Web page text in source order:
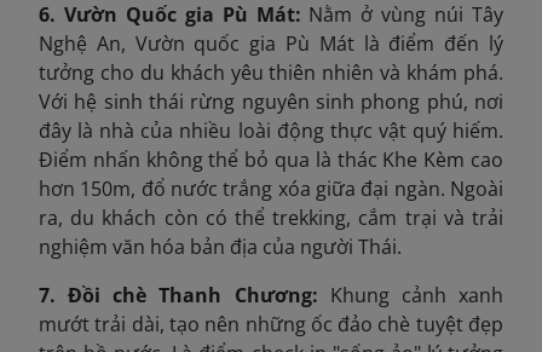
6. Vườn Quốc gia Pù Mát: Nằm ở vùng núi Tây
Nghệ An, Vườn quốc gia Pù Mát là điểm đến lý
tưởng cho du khách yêu thiên nhiên và khám phá.
Với hệ sinh thái rừng nguyên sinh phong phú, nơi
đây là nhà của nhiều loài động thực vật quý hiếm.
Điểm nhấn không thể bỏ qua là thác Khe Kèm cao
hơn 150m, đổ nước trắng xóa giữa đại ngàn. Ngoài
ra, du khách còn có thể trekking, cắm trại và trải
nghiệm văn hóa bản địa của người Thái.
7. Đồi chè Thanh Chương: Khung cảnh xanh
mướt trải dài, tạo nên những ốc đảo chè tuyệt đẹp